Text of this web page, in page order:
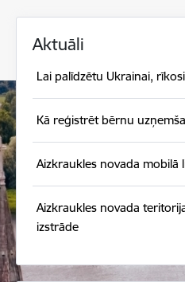
Aktuāli
Lai palīdzētu Ukrainai,
Kā reģistrēt bērnu
Aizkraukles novada mobilā
Aizkraukles novada
izstrāde